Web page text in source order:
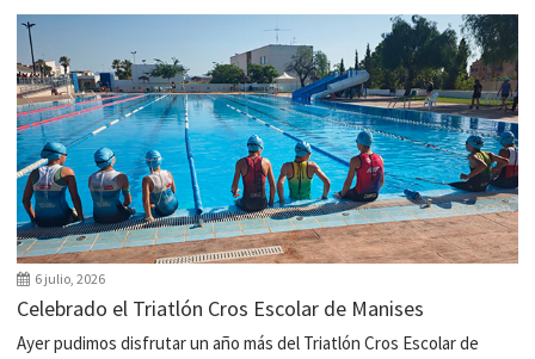
6 julio, 2026
Celebrado el Triatlón Cros Escolar de Manises
Ayer pudimos disfrutar un año más del Triatlón Cros Escolar de